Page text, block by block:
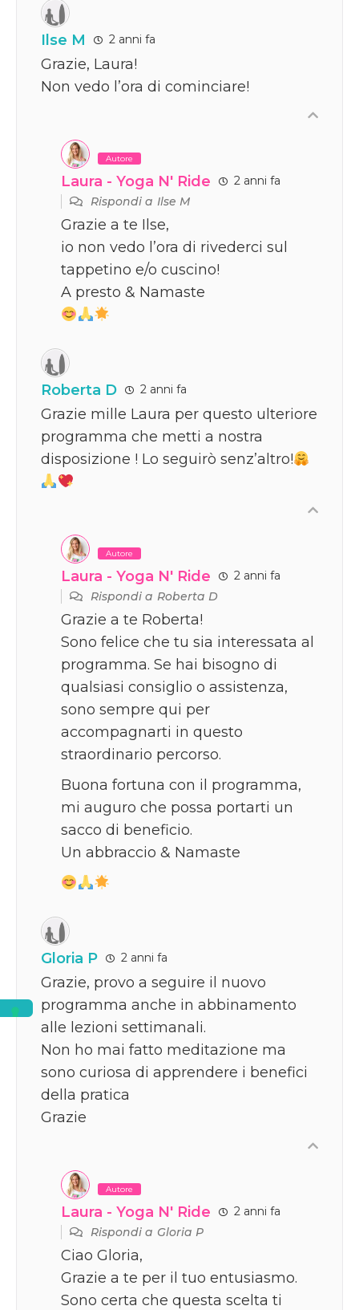
Ilse M 2 anni fa
Grazie, Laura!
Non vedo l’ora di cominciare!
Autore
Laura - Yoga N' Ride
2 anni fa
Rispondi aIlse M
Grazie a te Ilse,
io non vedo l’ora di rivederci sul
tappetino e/o cuscino!
A presto & Namaste
Roberta D 2 anni fa
Grazie mille Laura per questo ulteriore
programma che metti a nostra
disposizione ! Lo seguirò senz’altro!
Autore
Laura - Yoga N' Ride
2 anni fa
Rispondi aRoberta D
Grazie a te Roberta!
Sono felice che tu sia interessata al
programma. Se hai bisogno di
qualsiasi consiglio o assistenza,
sono sempre qui per
accompagnarti in questo
straordinario percorso.
Buona fortuna con il programma,
mi auguro che possa portarti un
sacco di beneficio.
Un abbraccio & Namaste
Gloria P 2 anni fa
Grazie, provo a seguire il nuovo
programma anche in abbinamento
alle lezioni settimanali.
Non ho mai fatto meditazione ma
sono curiosa di apprendere i benefici
della pratica
Grazie
Autore
Laura - Yoga N' Ride
2 anni fa
Rispondi aGloria P
Ciao Gloria,
Grazie a te per il tuo entusiasmo.
Sono certa che questa scelta ti